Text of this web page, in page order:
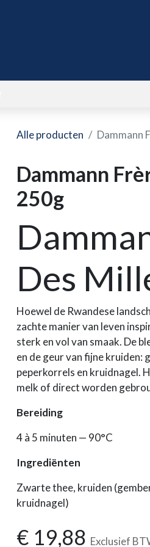
Alle producten Dammann
Dammann
250g
Des
Hoewel de Rwandese
zachte manier van leven
sterk en vol van smaak. De
en de geur van fijne kruiden:
peperkorrels en kruidnagel.
melk of direct worden
Bereiding
4 à 5 minuten — 90°C
Ingrediënten
Zwarte thee, kruiden
kruidnagel)
€ 19,88 Exclusief